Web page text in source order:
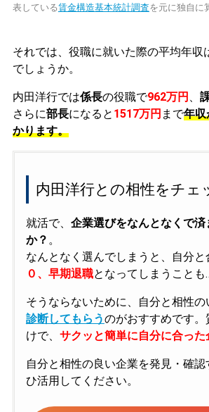
表している賃金構造基本統計調査を元に独自に
それでは、役職に就いた際の平均年収
でしょうか。
内田洋行では係長の役職で962万円
さらに部長になると 1517万円 まで年収
かります。
内田洋行との相性をチェ
就活で、 企業選びをなんとなくで
か？ 。
なんとなく選んでしまうと、自分と
０、早期退職となってしまうことも
そうならないために、自分と相性の
診断してもらうのがおすすめです
けで、 サクッと簡単に自分に合った
自分と相性の良い企業を発見・確
ひ活用してください。